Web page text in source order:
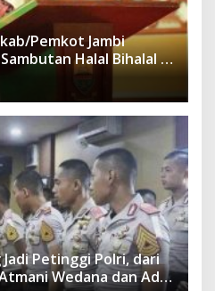
Pemkot Jambi
Halal Bihalal di
Petinggi Polri, dari
Wedana dan Adhi